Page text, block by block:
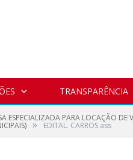
TRANSPARÊNCIA
ESPECIALIZADA PARA LOCAÇÃO DE
» EDITAL. CARROS ass